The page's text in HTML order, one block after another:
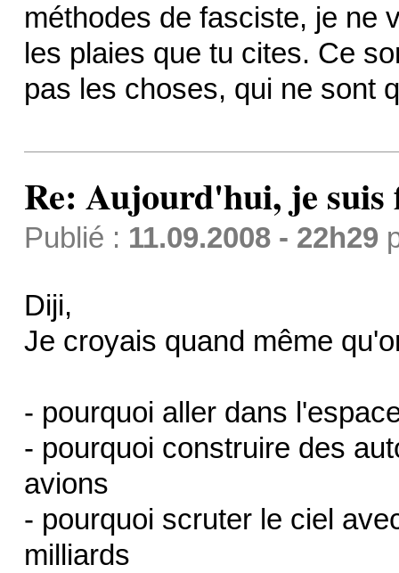
méthodes de fasciste, je ne
les plaies que tu cites. Ce
pas les choses, qui ne sont
Re: Aujourd'hui, je suis
Publié : 11.09.2008 - 22h29
Diji,
Je croyais quand même
- pourquoi aller dans
- pourquoi construire des
avions
- pourquoi scruter le ciel
milliards